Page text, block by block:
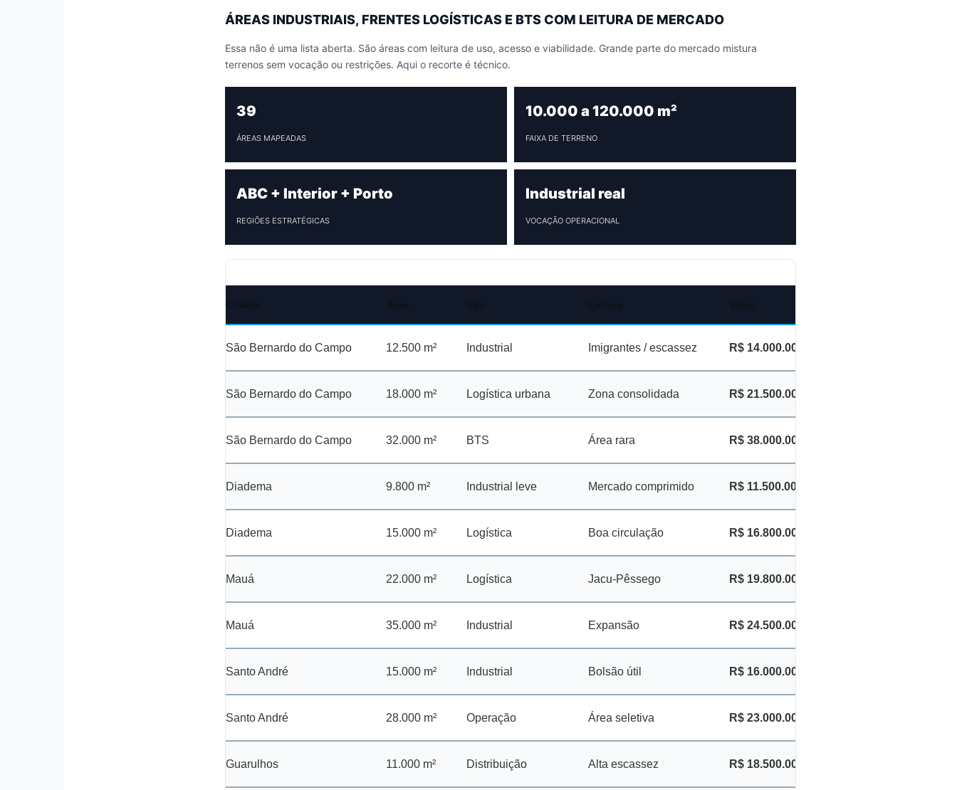
ÁREAS INDUSTRIAIS, FRENTES LOGÍSTICAS E BTS COM LEITURA DE MERCADO
Essa não é uma lista aberta. São áreas com leitura de uso, acesso e viabilidade. Grande parte do mercado mistura
terrenos sem vocação ou restrições. Aqui o recorte é técnico.
39
ÁREAS MAPEADAS
10.000 a 120.000 m²
FAIXA DE TERRENO
ABC + Interior + Porto
REGIÕES ESTRATÉGICAS
Industrial real
VOCAÇÃO OPERACIONAL
São Bernardo do Campo 12.500 m² Industrial Imigrantes / escassez R$ 14.000.000
São Bernardo do Campo 18.000 m² Logística urbana Zona consolidada R$ 21.500.000
São Bernardo do Campo 32.000 m² BTS Área rara R$ 38.000.000
Diadema 9.800 m² Industrial leve Mercado comprimido R$ 11.500.000
Diadema 15.000 m² Logística Boa circulação R$ 16.800.000
Mauá 22.000 m² Logística Jacu-Pêssego R$ 19.800.000
Mauá 35.000 m² Industrial Expansão R$ 24.500.000
Santo André 15.000 m² Industrial Bolsão útil R$ 16.000.000
Santo André 28.000 m² Operação Área seletiva R$ 23.000.000
Guarulhos 11.000 m² Distribuição Alta escassez R$ 18.500.000